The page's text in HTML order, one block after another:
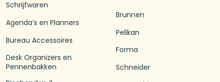
Schrijfwaren
Agenda’s en Planners
Bureau Accessoires
Desk Organizers en
Pennenbakken
Brunnen
Pelikan
Forma
Schneider